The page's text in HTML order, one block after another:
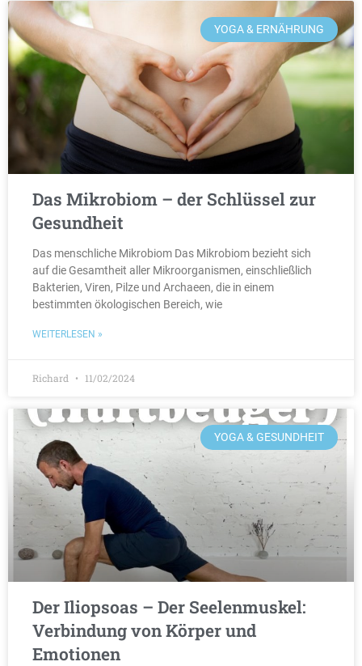
YOGA & ERNÄHRUNG
Das Mikrobiom – der Schlüssel zur
Gesundheit
Das menschliche Mikrobiom Das Mikrobiom bezieht sich
auf die Gesamtheit aller Mikroorganismen, einschließlich
Bakterien, Viren, Pilze und Archaeen, die in einem
bestimmten ökologischen Bereich, wie
WEITERLESEN »
Richard 11/02/2024
YOGA & GESUNDHEIT
Der Iliopsoas – Der Seelenmuskel:
Verbindung von Körper und
Emotionen